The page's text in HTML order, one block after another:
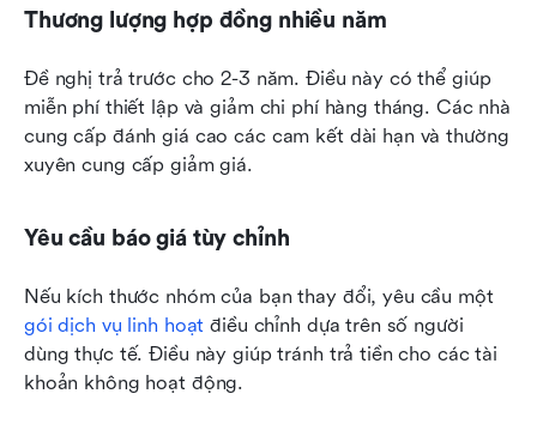
Thương lượng hợp đồng nhiều năm
Đề nghị trả trước cho 2-3 năm. Điều này có thể giúp
miễn phí thiết lập và giảm chi phí hàng tháng. Các nhà
cung cấp đánh giá cao các cam kết dài hạn và thường
xuyên cung cấp giảm giá.
Yêu cầu báo giá tùy chỉnh
Nếu kích thước nhóm của bạn thay đổi, yêu cầu một
gói dịch vụ linh hoạt điều chỉnh dựa trên số người
dùng thực tế. Điều này giúp tránh trả tiền cho các tài
khoản không hoạt động.